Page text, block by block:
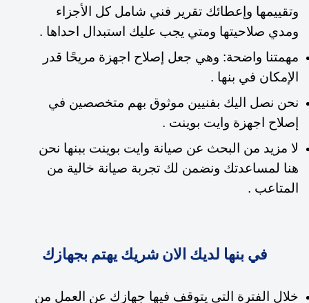
وتقييمها وإعطائك تقرير فني شامل كل الأجزاء
ومدي صلاحيتها ومتي يجب عليك استبدال احداها .
مهمتنا واضحة: وهي جعل إصلاح اجهزة مريحًا قدر
الإمكان في بنها .
نحن نصل اليك بفنيين موثوق بهم متخصصين في
إصلاح اجهزة وايت بوينت .
لا مزيد من البحث عن صيانة وايت بوينت ببنها نحن
هنا لمساعدتك ونضمن لك تجربة صيانة خالية من
المتاعب .
في بنها لديك الان شريك يهتم بجهازك
خلال الفترة التي يتوقف فيها جهازك عن العمل من